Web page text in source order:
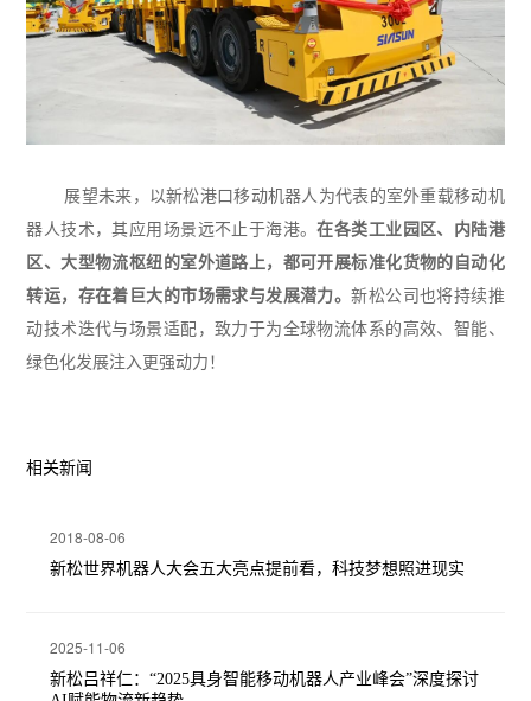
展望未来，以新松港口移动机器人为代表的室外重载移动机
器人技术，其应用场景远不止于海港。在各类工业园区、内陆港
区、大型物流枢纽的室外道路上，都可开展标准化货物的自动化
转运，存在着巨大的市场需求与发展潜力。新松公司也将持续推
动技术迭代与场景适配，致力于为全球物流体系的高效、智能、
绿色化发展注入更强动力！
相关新闻
2018-08-06
新松世界机器人大会五大亮点提前看，科技梦想照进现实
2025-11-06
新松吕祥仁：“2025具身智能移动机器人产业峰会”深度探讨